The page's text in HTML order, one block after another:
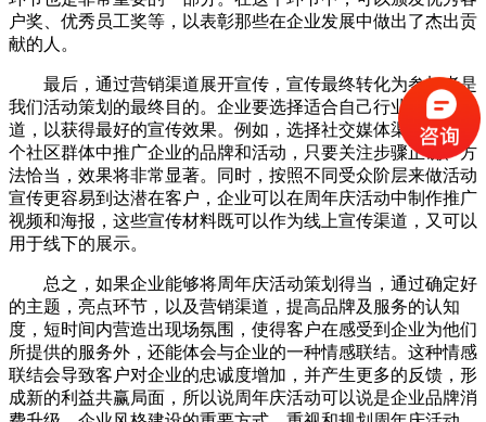
户奖、优秀员工奖等，以表彰那些在企业发展中做出了杰出贡
献的人。
最后，通过营销渠道展开宣传，宣传最终转化为参加者是
我们活动策划的最终目的。企业要选择适合自己行业的营销渠
道，以获得最好的宣传效果。例如，选择社交媒体渠道，在多
个社区群体中推广企业的品牌和活动，只要关注步骤正确、方
法恰当，效果将非常显著。同时，按照不同受众阶层来做活动
宣传更容易到达潜在客户，企业可以在周年庆活动中制作推广
视频和海报，这些宣传材料既可以作为线上宣传渠道，又可以
用于线下的展示。
总之，如果企业能够将周年庆活动策划得当，通过确定好
的主题，亮点环节，以及营销渠道，提高品牌及服务的认知
度，短时间内营造出现场氛围，使得客户在感受到企业为他们
所提供的服务外，还能体会与企业的一种情感联结。这种情感
联结会导致客户对企业的忠诚度增加，并产生更多的反馈，形
成新的利益共赢局面，所以说周年庆活动可以说是企业品牌消